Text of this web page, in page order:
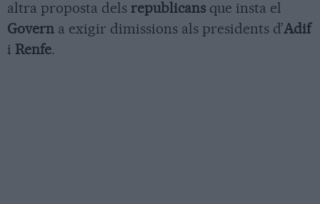
altra proposta dels republicans que insta el
Govern a exigir dimissions als presidents d’Adif
i Renfe.